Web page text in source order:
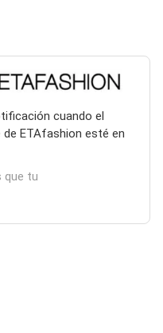
cuando el
ETAfashion esté en
que tu